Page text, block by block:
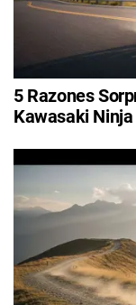
5 Razones
Kawasaki